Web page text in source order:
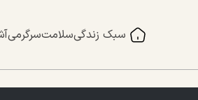
سبک زندگیسلامتسرگرمی